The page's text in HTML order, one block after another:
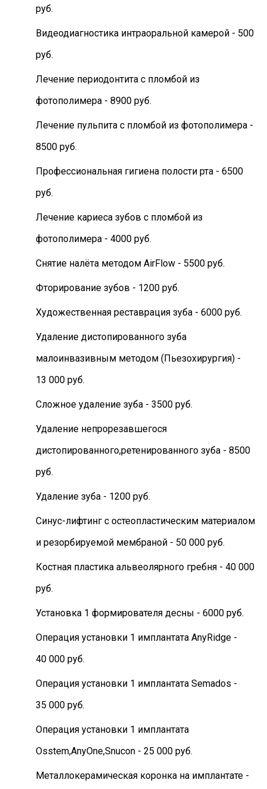
руб.
Видеодиагностика интраоральной камерой - 500
руб.
Лечение периодонтита с пломбой из
фотополимера - 8900 руб.
Лечение пульпита с пломбой из фотополимера -
8500 руб.
Профессиональная гигиена полости рта - 6500
руб.
Лечение кариеса зубов с пломбой из
фотополимера - 4000 руб.
Снятие налёта методом AirFlow - 5500 руб.
Фторирование зубов - 1200 руб.
Художественная реставрация зуба - 6000 руб.
Удаление дистопированного зуба
малоинвазивным методом (Пьезохирургия) -
13 000 руб.
Сложное удаление зуба - 3500 руб.
Удаление непрорезавшегося
дистопированного,ретенированного зуба - 8500
руб.
Удаление зуба - 1200 руб.
Синус-лифтинг с остеопластическим материалом
и резорбируемой мембраной - 50 000 руб.
Костная пластика альвеолярного гребня - 40 000
руб.
Установка 1 формирователя десны - 6000 руб.
Операция установки 1 имплантата AnyRidge -
40 000 руб.
Операция установки 1 имплантата Semados -
35 000 руб.
Операция установки 1 имплантата
Osstem,AnyOne,Snucon - 25 000 руб.
Металлокерамическая коронка на имплантате -